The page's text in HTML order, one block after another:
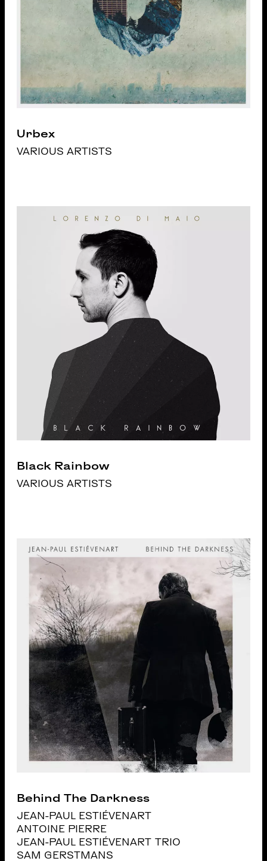
Urbex
VARIOUS ARTISTS
Black Rainbow
VARIOUS ARTISTS
Behind The Darkness
JEAN-PAUL ESTIÉVENART
ANTOINE PIERRE
JEAN-PAUL ESTIÉVENART TRIO
SAM GERSTMANS